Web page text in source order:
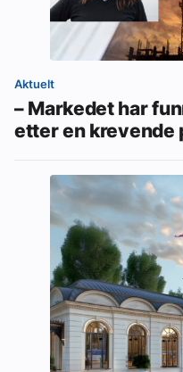
Aktuelt
– Markedet har
etter en krevende